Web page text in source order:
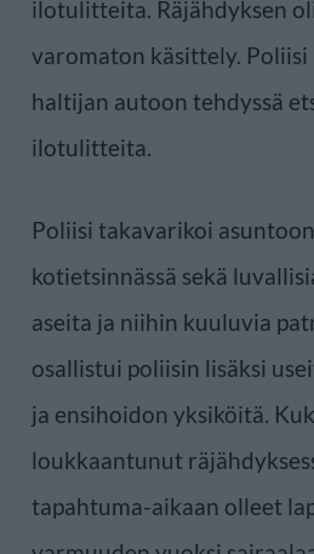
ilotulitteita. Räjähdyksen
varomaton käsittely. Poliisi
haltijan autoon tehdyssä
ilotulitteita.
Poliisi takavarikoi
kotietsinnässä sekä
aseita ja niihin kuuluvia
osallistui poliisin lisäksi
ja ensihoidon yksiköitä.
loukkaantunut
tapahtuma-aikaan olleet